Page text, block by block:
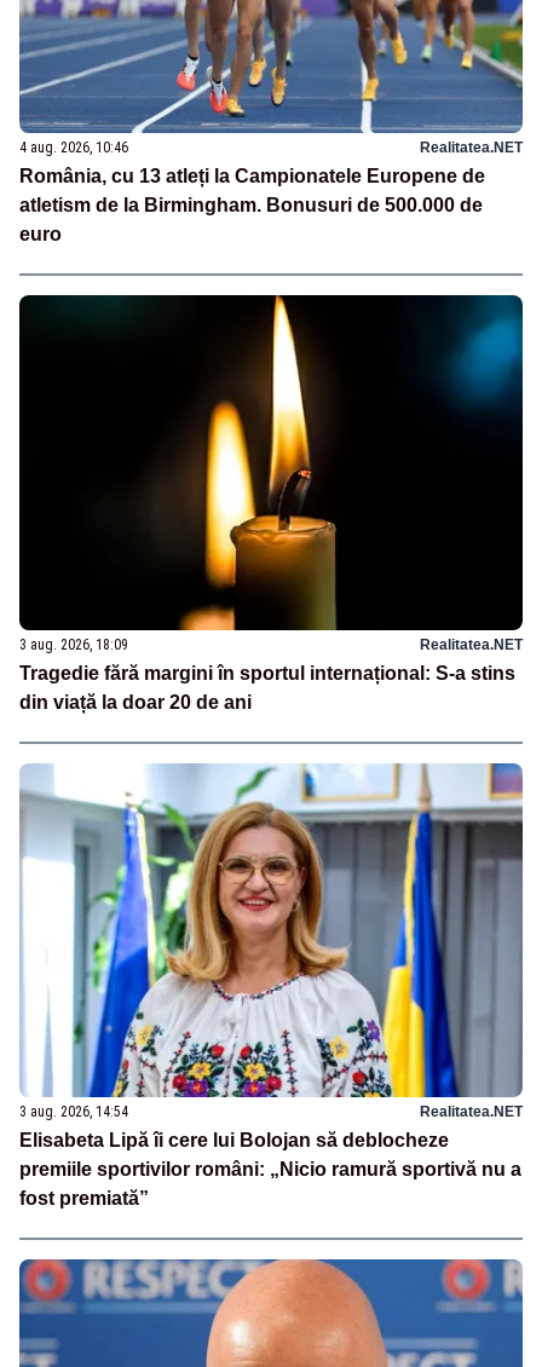
4 aug. 2026, 10:46 Realitatea.NET
România, cu 13 atleți la Campionatele Europene de
atletism de la Birmingham. Bonusuri de 500.000 de
euro
3 aug. 2026, 18:09 Realitatea.NET
Tragedie fără margini în sportul internațional: S-a stins
din viață la doar 20 de ani
3 aug. 2026, 14:54 Realitatea.NET
Elisabeta Lipă îi cere lui Bolojan să deblocheze
premiile sportivilor români: „Nicio ramură sportivă nu a
fost premiată”